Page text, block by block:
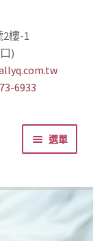
樓-1
)
6933
選單